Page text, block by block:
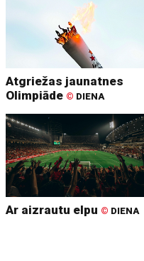
Atgriežas jaunatnes
Olimpiāde © DIENA
Ar aizrautu elpu © DIENA